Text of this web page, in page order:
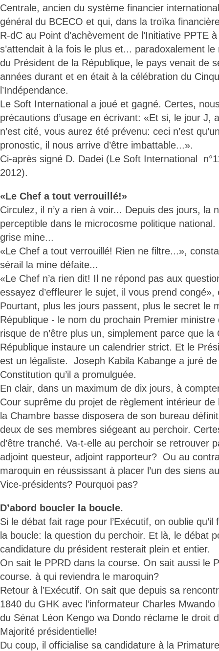
Centrale, ancien du système financier
général du BCECO et qui, dans la troïka
R-dC au Point d’achèvement de l’Initiative PPTE
s’attendait à la fois le plus et... paradoxalement
du Président de la République, le pays venait de
années durant et en était à la célébration du
l’Indépendance.
Le Soft International a joué et gagné. Certes,
précautions d’usage en écrivant: «Et si, le jour J,
n’est cité, vous aurez été prévenu: ceci n’est
pronostic, il nous arrive d’être imbattable...».
Ci-après signé D. Dadei (Le Soft International
2012).
«Le Chef a tout verrouillé!»
Circulez, il n’y a rien à voir... Depuis des jours, la
perceptible dans le microcosme politique
grise mine...
«Le Chef a tout verrouillé! Rien ne filtre...»,
sérail la mine défaite...
«Le Chef n’a rien dit! Il ne répond pas aux
essayez d’effleurer le sujet, il vous prend
Pourtant, plus les jours passent, plus le secret le
République - le nom du prochain Premier ministre
risque de n’être plus un, simplement parce que la
République instaure un calendrier strict. Et le
est un légaliste. Joseph Kabila Kabange a juré de
Constitution qu’il a promulguée.
En clair, dans un maximum de dix jours, à
Cour suprême du projet de règlement intérieur de
la Chambre basse disposera de son bureau
deux de ses membres siégeant au perchoir.
d’être tranché. Va-t-elle au perchoir se retrouver
adjoint questeur, adjoint rapporteur? Ou au
maroquin en réussissant à placer l’un des siens
Vice-présidents? Pourquoi pas?
D’abord boucler la boucle.
Si le débat fait rage pour l’Exécutif, on oublie qu’il
la boucle: la question du perchoir. Et là, le débat
candidature du président resterait plein et entier.
On sait le PPRD dans la course. On sait aussi le
course. à qui reviendra le maroquin?
Retour à l’Exécutif. On sait que depuis sa
1840 du GHK avec l’informateur Charles
du Sénat Léon Kengo wa Dondo réclame le droit
Majorité présidentielle!
Du coup, il officialise sa candidature à la